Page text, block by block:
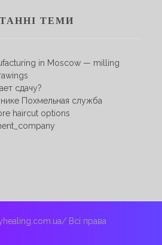
ТЕМИ
in Moscow — milling
сдачу?
Похмельная служба
haircut options
Всі права